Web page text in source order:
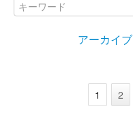
アーカイブ
1 2